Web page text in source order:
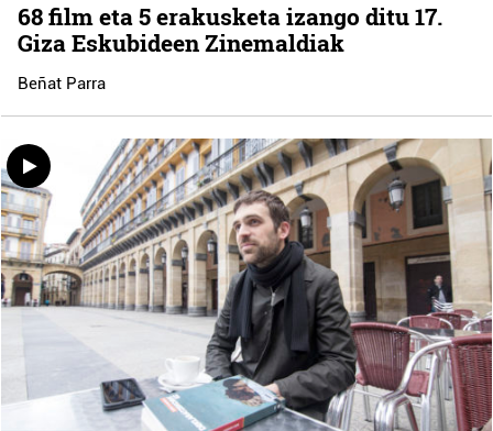
68 film eta 5 erakusketa izango ditu 17.
Giza Eskubideen Zinemaldiak
Beñat Parra